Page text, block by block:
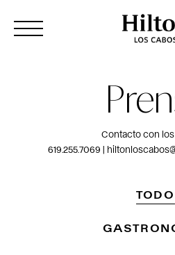
Contacto con
619.255.7069 |
TODO